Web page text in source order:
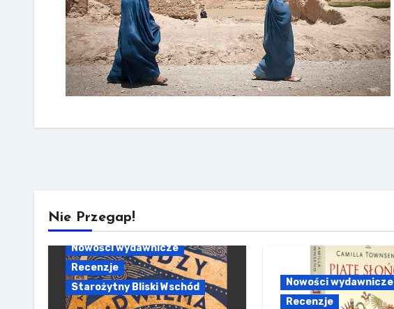
Nie Przegap!
Nowości wydawnicze
Recenzje
Starożytny Bliski Wschód
Nowości wydawnicze
Recenzje